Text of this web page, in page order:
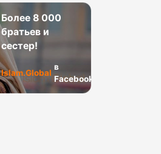
Более 8 000
братьев и
сестер!
Islam.Global
в
Facebook